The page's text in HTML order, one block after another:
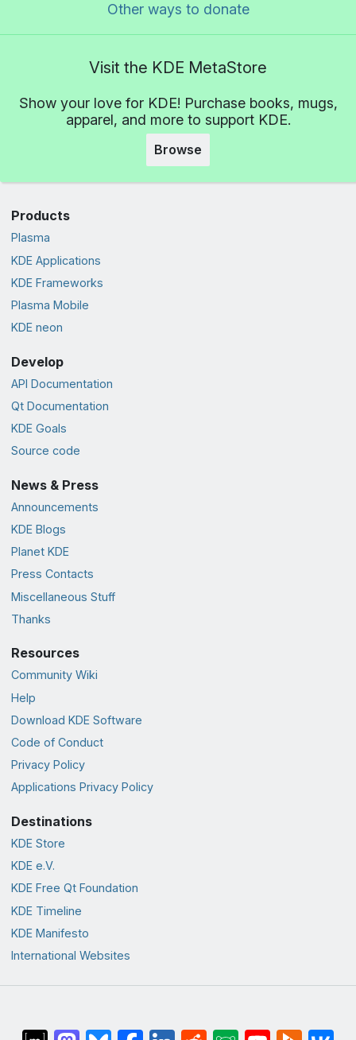
Other ways to donate
Visit the KDE MetaStore
Show your love for KDE! Purchase books, mugs,
apparel, and more to support KDE.
Browse
Products
Plasma
KDE Applications
KDE Frameworks
Plasma Mobile
KDE neon
Develop
API Documentation
Qt Documentation
KDE Goals
Source code
News & Press
Announcements
KDE Blogs
Planet KDE
Press Contacts
Miscellaneous Stuff
Thanks
Resources
Community Wiki
Help
Download KDE Software
Code of Conduct
Privacy Policy
Applications Privacy Policy
Destinations
KDE Store
KDE e.V.
KDE Free Qt Foundation
KDE Timeline
KDE Manifesto
International Websites